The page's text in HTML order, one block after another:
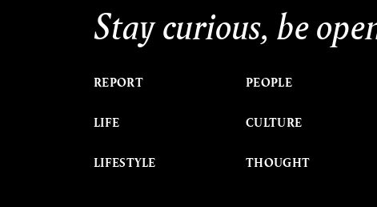
Stay curious, be
REPORT
LIFE
LIFESTYLE
PEOPLE
CULTURE
THOUGHT